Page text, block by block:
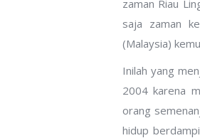
zaman Riau
saja zaman
(Malaysia)
Inilah yang
2004 karena
orang
hidup